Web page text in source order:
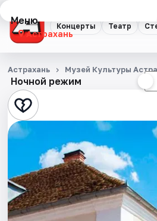
Концерты Театр
Меню
Астрахань
Концерты
Театр
Стендап
Выставки
Квесты
Экскурсии
Ночной режим
Астрахань Музей Культуры